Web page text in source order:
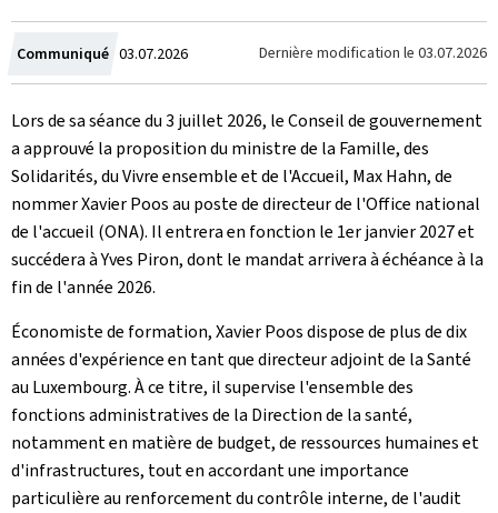
Communiqué Crée
le
03.07.2026 Dernière modification le 03.07.2026
Lors de sa séance du 3 juillet 2026, le Conseil de gouvernement
a approuvé la proposition du ministre de la Famille, des
Solidarités, du Vivre ensemble et de l'Accueil, Max Hahn, de
nommer Xavier Poos au poste de directeur de l'Office national
de l'accueil (ONA). Il entrera en fonction le 1er janvier 2027 et
succédera à Yves Piron, dont le mandat arrivera à échéance à la
fin de l'année 2026.
Économiste de formation, Xavier Poos dispose de plus de dix
années d'expérience en tant que directeur adjoint de la Santé
au Luxembourg. À ce titre, il supervise l'ensemble des
fonctions administratives de la Direction de la santé,
notamment en matière de budget, de ressources humaines et
d'infrastructures, tout en accordant une importance
particulière au renforcement du contrôle interne, de l'audit